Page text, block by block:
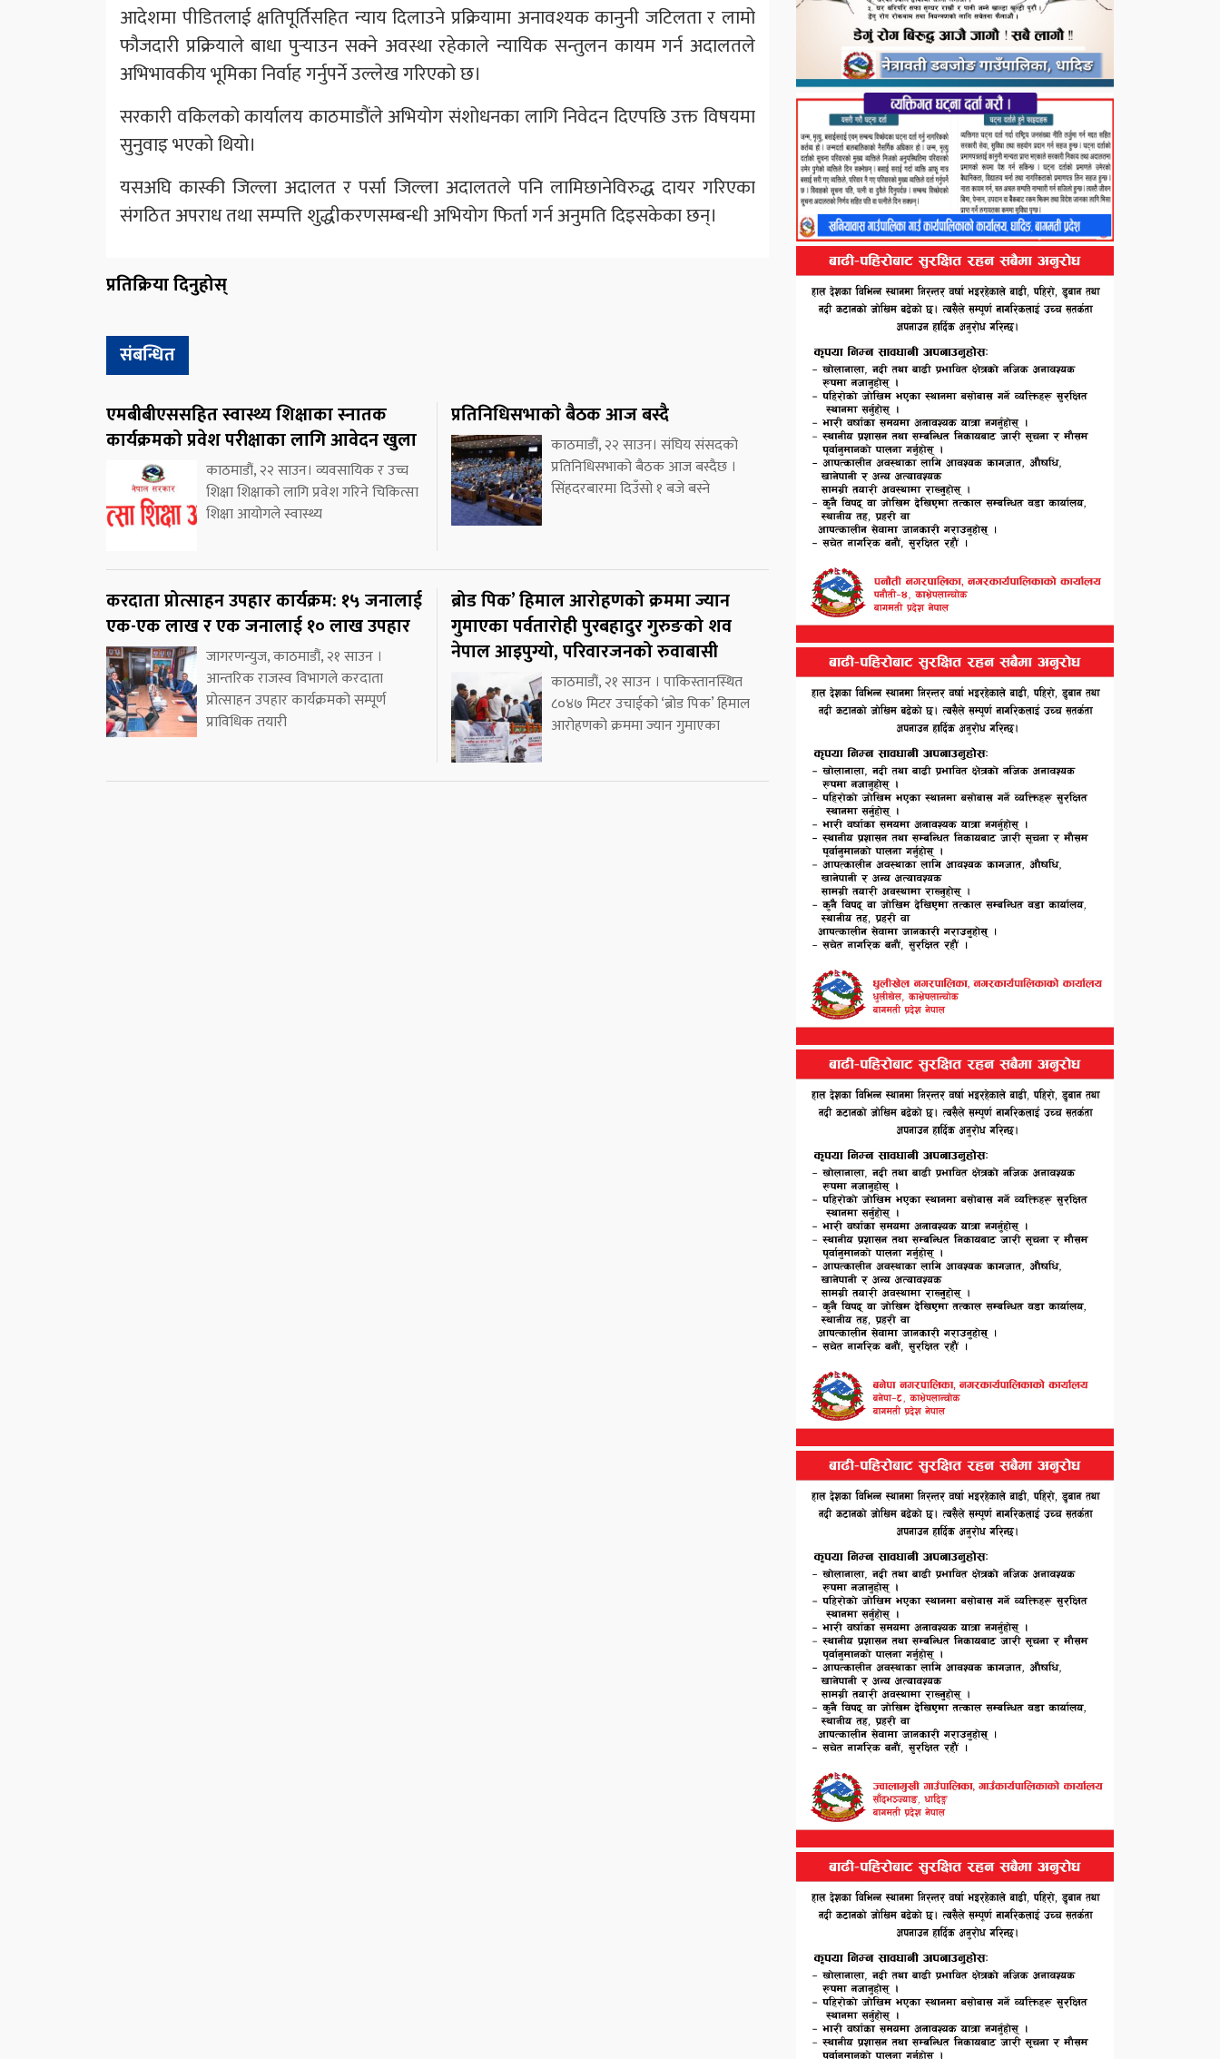
आदेशमा पीडितलाई क्षतिपूर्तिसहित न्याय दिलाउने प्रक्रियामा अनावश्यक कानुनी जटिलता र लामो
फौजदारी प्रक्रियाले बाधा पुर्‍याउन सक्ने अवस्था रहेकाले न्यायिक सन्तुलन कायम गर्न अदालतले
अभिभावकीय भूमिका निर्वाह गर्नुपर्ने उल्लेख गरिएको छ।
सरकारी वकिलको कार्यालय काठमाडौंले अभियोग संशोधनका लागि निवेदन दिएपछि उक्त विषयमा
सुनुवाइ भएको थियो।
यसअघि कास्की जिल्ला अदालत र पर्सा जिल्ला अदालतले पनि लामिछानेविरुद्ध दायर गरिएका
संगठित अपराध तथा सम्पत्ति शुद्धीकरणसम्बन्धी अभियोग फिर्ता गर्न अनुमति दिइसकेका छन्।
प्रतिक्रिया दिनुहोस्
संबन्धित
एमबीबीएससहित स्वास्थ्य शिक्षाका स्नातक
कार्यक्रमको प्रवेश परीक्षाका लागि आवेदन खुला
काठमाडौं, २२ साउन। व्यवसायिक र उच्च
शिक्षा शिक्षाको लागि प्रवेश गरिने चिकित्सा
शिक्षा आयोगले स्वास्थ्य
प्रतिनिधिसभाको बैठक आज बस्दै
काठमाडौं, २२ साउन। संघिय संसदको
प्रतिनिधिसभाको बैठक आज बस्दैछ ।
सिंहदरबारमा दिउँसो १ बजे बस्ने
करदाता प्रोत्साहन उपहार कार्यक्रम: १५ जनालाई
एक-एक लाख र एक जनालाई १० लाख उपहार
जागरणन्युज, काठमाडौं, २१ साउन ।
आन्तरिक राजस्व विभागले करदाता
प्रोत्साहन उपहार कार्यक्रमको सम्पूर्ण
प्राविधिक तयारी
ब्रोड पिक’ हिमाल आरोहणको क्रममा ज्यान
गुमाएका पर्वतारोही पुरबहादुर गुरुङको शव
नेपाल आइपुग्यो, परिवारजनको रुवाबासी
काठमाडौं, २१ साउन । पाकिस्तानस्थित
८०४७ मिटर उचाईको ‘ब्रोड पिक’ हिमाल
आरोहणको क्रममा ज्यान गुमाएका